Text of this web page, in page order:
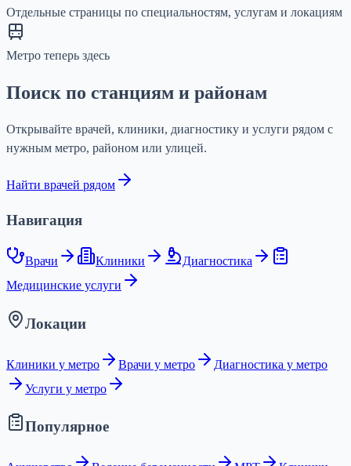
Отдельные страницы по специальностям, услугам и локациям
Метро теперь здесь
Поиск по станциям и районам
Открывайте врачей, клиники, диагностику и услуги рядом с
нужным метро, районом или улицей.
Найти врачей рядом
Навигация
Врачи Клиники
Диагностика
Медицинские услуги
Локации
Клиники у метро Врачи у метро
Диагностика у метро
Услуги у метро
Популярное